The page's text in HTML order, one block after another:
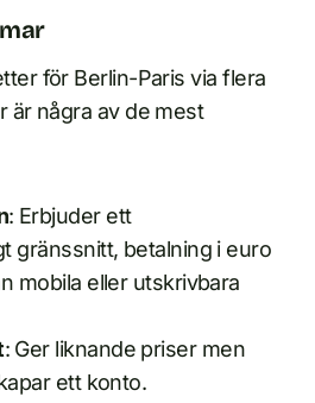
för Berlin-Paris via flera
är några av de mest
: Erbjuder ett
gränssnitt, betalning i euro
mobila eller utskrivbara
: Ger liknande priser men
ett konto.